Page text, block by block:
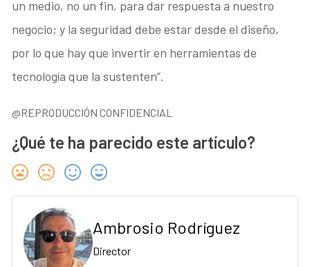
un medio, no un fin, para dar respuesta a nuestro
negocio; y la seguridad debe estar desde el diseño,
por lo que hay que invertir en herramientas de
tecnología que la sustenten”.
@REPRODUCCIÓN CONFIDENCIAL
¿Qué te ha parecido este artículo?
Ambrosio Rodríguez
Director